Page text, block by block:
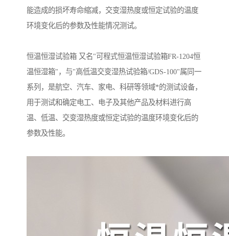
能造成的损坏寿命缩减，交变湿热度或恒定试验的温度
环境变化后的参数及性能情况测试。
恒温恒湿试验箱 又名"可程式恒温恒湿试验箱FR-1204恒
温恒湿箱"，与"高低温交变湿热试验箱/GDS-100"属同一
系列，是航空、汽车、家电、科研等领域*的测试设备，
用于测试和确定电工、电子及其他产品及材料进行高
温、低温、交变湿热度或恒定试验的温度环境变化后的
参数及性能。